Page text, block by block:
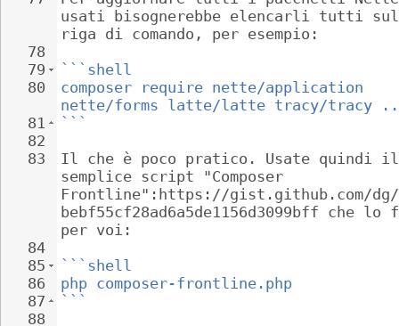
78
79
80
81
82
83
84
85
86
87
88
usati bisognerebbe elencarli tutti
riga di comando, per esempio:
```shell
composer require nette/application
nette/forms latte/latte tracy/tracy
```
Il che è poco pratico. Usate quindi
semplice script "Composer
Frontline":https://gist.github.com/dg/
bebf55cf28ad6a5de1156d3099bff che
per voi:
```shell
php composer-frontline.php
```